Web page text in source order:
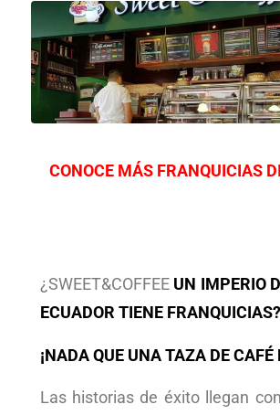
CONOCE MÁS FRANQUICIAS
¿SWEET&COFFEEUN IMPERIO
ECUADOR TIENE FRANQUICIAS?
¡NADA QUE UNA TAZA DE CAFÉ
Las historias de éxito llegan